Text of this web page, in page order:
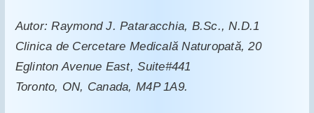
Toxicologie
Antipsihiatrie
Autor: Raymond J. Pataracchia, B.Sc., N.D.1
Clinica de Cercetare Medicală Naturopată, 20
Eglinton Avenue East, Suite#441
Toronto, ON, Canada, M4P 1A9.